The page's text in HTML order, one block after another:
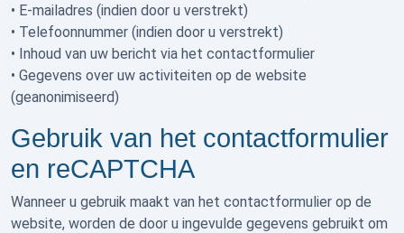
• E-mailadres (indien door u verstrekt)
• Telefoonnummer (indien door u verstrekt)
• Inhoud van uw bericht via het contactformulier
• Gegevens over uw activiteiten op de website
(geanonimiseerd)
Gebruik van het contactformulier
en reCAPTCHA
Wanneer u gebruik maakt van het contactformulier op de
website, worden de door u ingevulde gegevens gebruikt om